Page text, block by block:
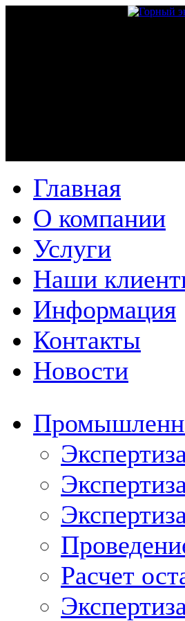
Главная
О компании
Услуги
Наши
Информация
Контакты
Новости
Расчет